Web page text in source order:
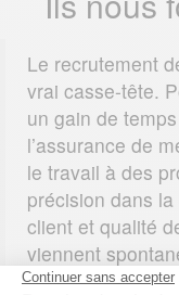
Le recrutement
vrai casse-tête.
un gain de
l’assurance de
le travail à des
précision dans
client et qualité
viennent
prestation de